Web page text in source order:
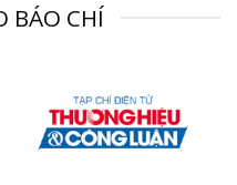
BÁO CHÍ